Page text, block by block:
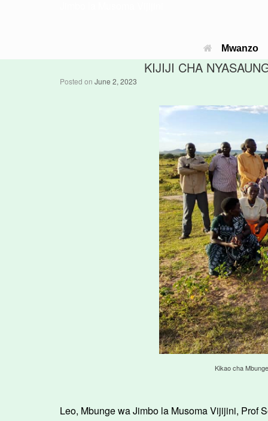
Mwanzo
KIJIJI CHA
Posted on June 2, 2023
Kikao cha
Leo, Mbunge wa Jimbo la Musoma Vijijini, Prof